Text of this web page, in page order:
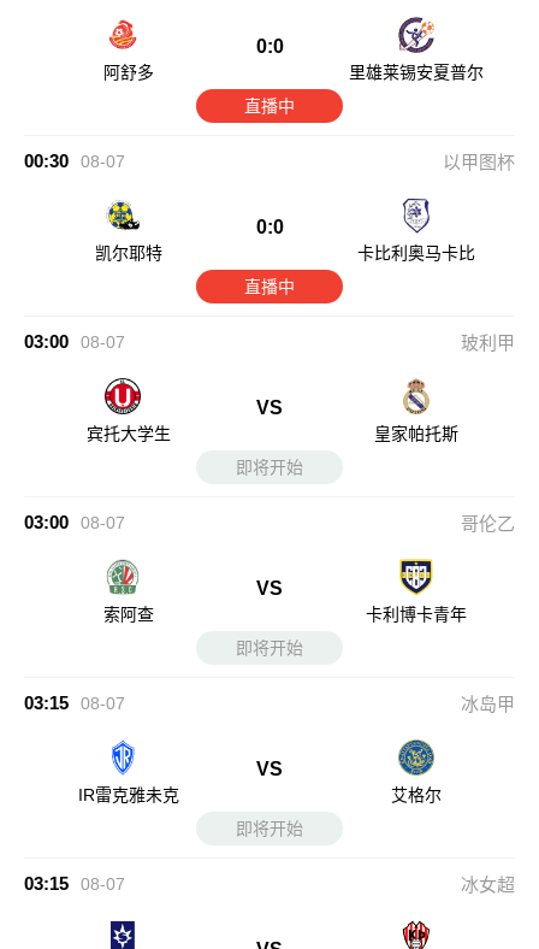
阿舒多
0:0
里雄莱锡安夏普尔
直播中
00:30 08-07 以甲图杯
凯尔耶特
0:0
卡比利奥马卡比
直播中
03:00 08-07 玻利甲
宾托大学生
VS
皇家帕托斯
即将开始
03:00 08-07 哥伦乙
索阿查
VS
卡利博卡青年
即将开始
03:15 08-07 冰岛甲
IR雷克雅未克
VS
艾格尔
即将开始
03:15 08-07 冰女超